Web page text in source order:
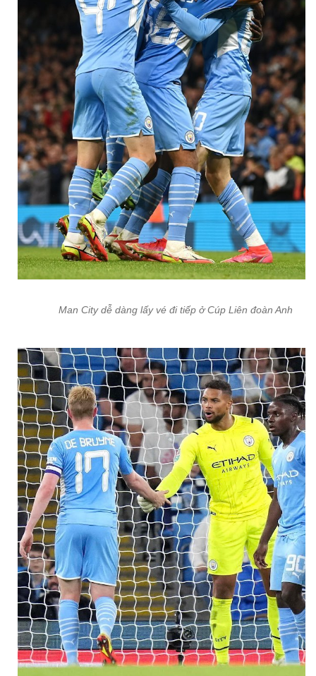
Man City dễ dàng lấy vé đi tiếp ở Cúp Liên đoàn Anh